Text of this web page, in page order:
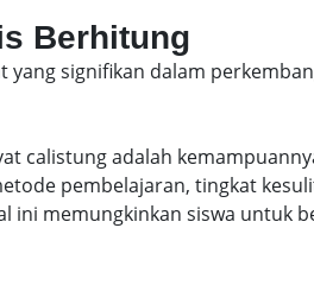
Berhitung
signifikan dalam
calistung adalah
pembelajaran, tingkat
ini memungkinkan siswa untuk